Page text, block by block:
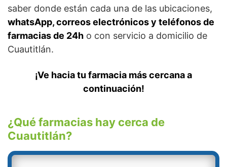
saber donde están cada una de las ubicaciones,
whatsApp, correos electrónicos y teléfonos de
farmacias de 24h o con servicio a domicilio de
Cuautitlán.
¡Ve hacia tu farmacia más cercana a
continuación!
¿Qué farmacias hay cerca de
Cuautitlán?